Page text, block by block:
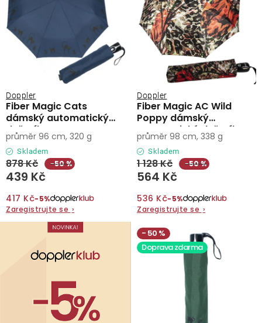
Fiber Magic Cats
dámský automatický
deštník
Doppler
Skladem
439 Kč
878 Kč −50 %
417 Kč−5%
Zaregistrujte se ›
průměr 96 cm, 320 g
Fiber Magic AC Wild
Poppy dámský
automatický deštník
Doppler
Skladem
564 Kč
1 128 Kč −50 %
536 Kč−5%
Zaregistrujte se ›
průměr 98 cm, 338 g
50 %
Doprava zdarma